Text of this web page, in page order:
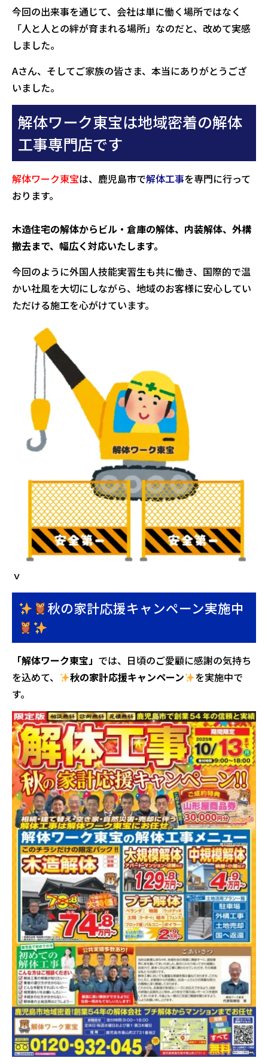
今回の出来事を通じて、会社は単に働く場所ではなく
「人と人との絆が育まれる場所」なのだと、改めて実感
しました。
Aさん、そしてご家族の皆さま、本当にありがとうござ
いました。
解体ワーク東宝は地域密着の解体
工事専門店です
解体ワーク東宝は、鹿児島市で解体工事を専門に行って
おります。
木造住宅の解体からビル・倉庫の解体、内装解体、外構
撤去まで、幅広く対応いたします。
今回のように外国人技能実習生も共に働き、国際的で温
かい社風を大切にしながら、地域のお客様に安心してい
ただける施工を心がけています。
ｖ
秋の家計応援キャンペーン実施中
「解体ワーク東宝」 では、日頃のご愛顧に感謝の気持ち
を込めて、
秋の家計応援キャンペーン
を実施中で
す。